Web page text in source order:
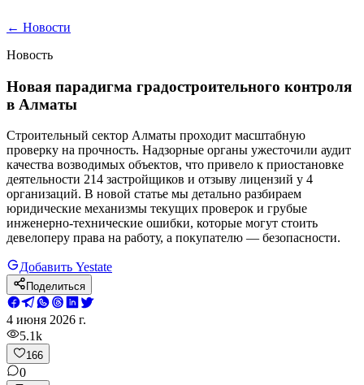
← Новости
Новость
Новая парадигма градостроительного контроля
в Алматы
Строительный сектор Алматы проходит масштабную
проверку на прочность. Надзорные органы ужесточили аудит
качества возводимых объектов, что привело к приостановке
деятельности 214 застройщиков и отзыву лицензий у 4
организаций. В новой статье мы детально разбираем
юридические механизмы текущих проверок и грубые
инженерно-технические ошибки, которые могут стоить
девелоперу права на работу, а покупателю — безопасности.
Добавить Yestate
Поделиться
4 июня 2026 г.
5.1k
166
0